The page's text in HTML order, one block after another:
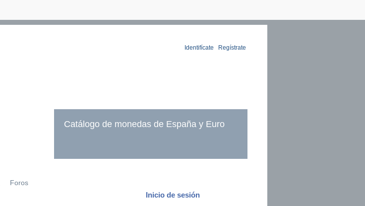
Identifícate Regístrate
Catálogo de monedas de España y Euro
Foros
Inicio de sesión